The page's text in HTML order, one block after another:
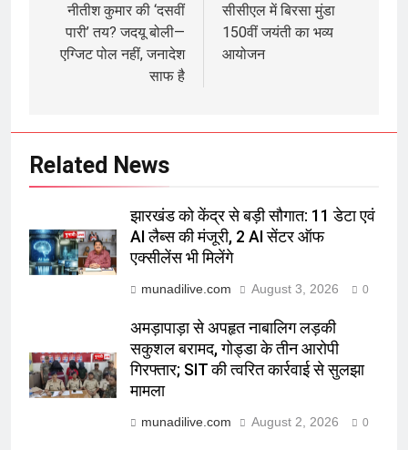
navigation
नीतीश कुमार की ‘दसवीं
पारी’ तय? जदयू बोली—
एग्जिट पोल नहीं, जनादेश
साफ है
सीसीएल में बिरसा मुंडा
150वीं जयंती का भव्य
आयोजन
Related News
झारखंड को केंद्र से बड़ी सौगात: 11 डेटा एवं
AI लैब्स की मंजूरी, 2 AI सेंटर ऑफ
एक्सीलेंस भी मिलेंगे
munadilive.com August 3, 2026 0
अमड़ापाड़ा से अपहृत नाबालिग लड़की
सकुशल बरामद, गोड्डा के तीन आरोपी
गिरफ्तार; SIT की त्वरित कार्रवाई से सुलझा
मामला
munadilive.com August 2, 2026 0